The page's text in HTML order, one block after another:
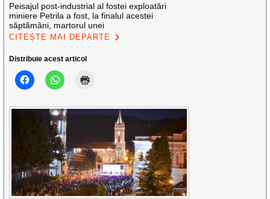
Peisajul post-industrial al fostei exploatări
miniere Petrila a fost, la finalul acestei
săptămâni, martorul unei
CITEȘTE MAI DEPARTE
Distribuie acest articol